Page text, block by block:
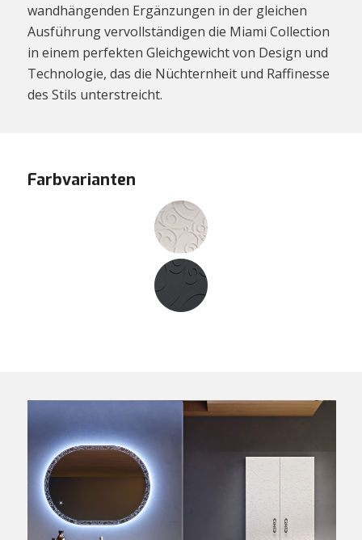
wandhängenden Ergänzungen in der gleichen
Ausführung vervollständigen die Miami Collection
in einem perfekten Gleichgewicht von Design und
Technologie, das die Nüchternheit und Raffinesse
des Stils unterstreicht.
Farbvarianten